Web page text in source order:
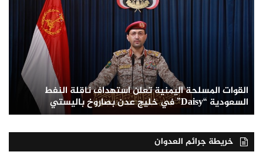
القوات المسلحة اليمنية تعلن استهداف ناقلة النفط
السعودية “Daisy” في خليج عدن بصاروخ باليستي
خريطة جرائم العدوان